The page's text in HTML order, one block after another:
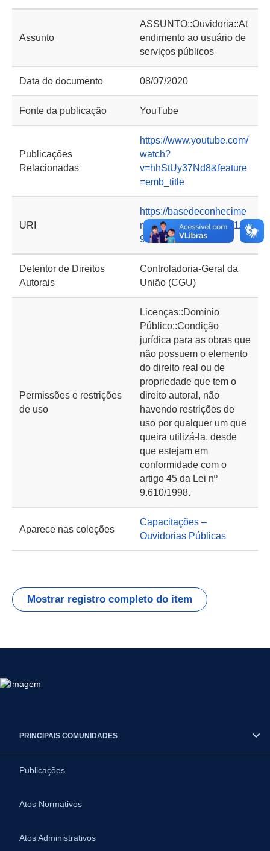
Assunto
ASSUNTO::Ouvidoria::At
endimento ao usuário de
serviços públicos
Data do documento 08/07/2020
Fonte da publicação YouTube
Publicações
Relacionadas
https://www.youtube.com/
watch?
v=hhStUy37Nd8&feature
=emb_title
URI
https://basedeconhecime
nto.cgu.gov.br/handle/1/9
930
Detentor de Direitos
Autorais
Controladoria-Geral da
União (CGU)
Permissões e restrições
de uso
Licenças::Domínio
Público::Condição
jurídica para as obras que
não possuem o elemento
do direito real ou de
propriedade que tem o
direito autoral, não
havendo restrições de
uso por qualquer um que
queira utilizá-la, desde
que estejam em
conformidade com o
artigo 45 da Lei nº
9.610/1998.
Aparece nas coleções
Capacitações –
Ouvidorias Públicas
Mostrar registro completo do item
PRINCIPAIS COMUNIDADES
Publicações
Atos Normativos
Atos Administrativos